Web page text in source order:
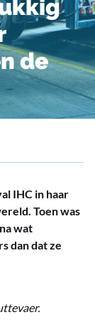
de
IHC in haar
Toen was
wat
dan dat ze